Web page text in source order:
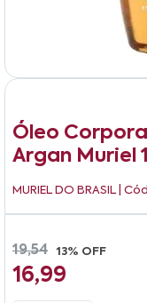
Óleo
Argan Muriel
MURIEL DO BRASIL |
19,54 13% OFF
16,99